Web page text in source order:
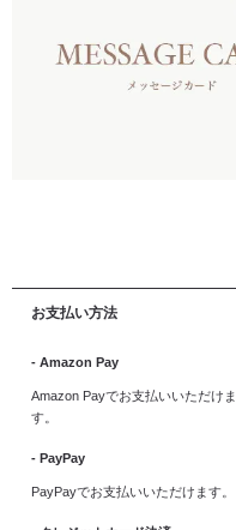
お支払い方法
- Amazon Pay
Amazon Payでお支払いいただけま
す。
- PayPay
PayPayでお支払いいただけます。